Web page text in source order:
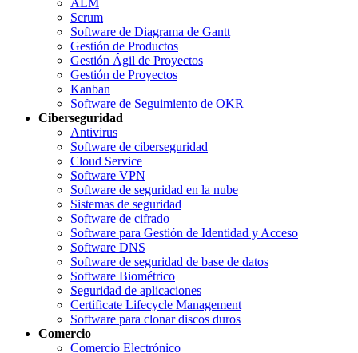
ALM
Scrum
Software de Diagrama de Gantt
Gestión de Productos
Gestión Ágil de Proyectos
Gestión de Proyectos
Kanban
Software de Seguimiento de OKR
Ciberseguridad
Antivirus
Software de ciberseguridad
Cloud Service
Software VPN
Software de seguridad en la nube
Sistemas de seguridad
Software de cifrado
Software para Gestión de Identidad y Acceso
Software DNS
Software de seguridad de base de datos
Software Biométrico
Seguridad de aplicaciones
Certificate Lifecycle Management
Software para clonar discos duros
Comercio
Comercio Electrónico